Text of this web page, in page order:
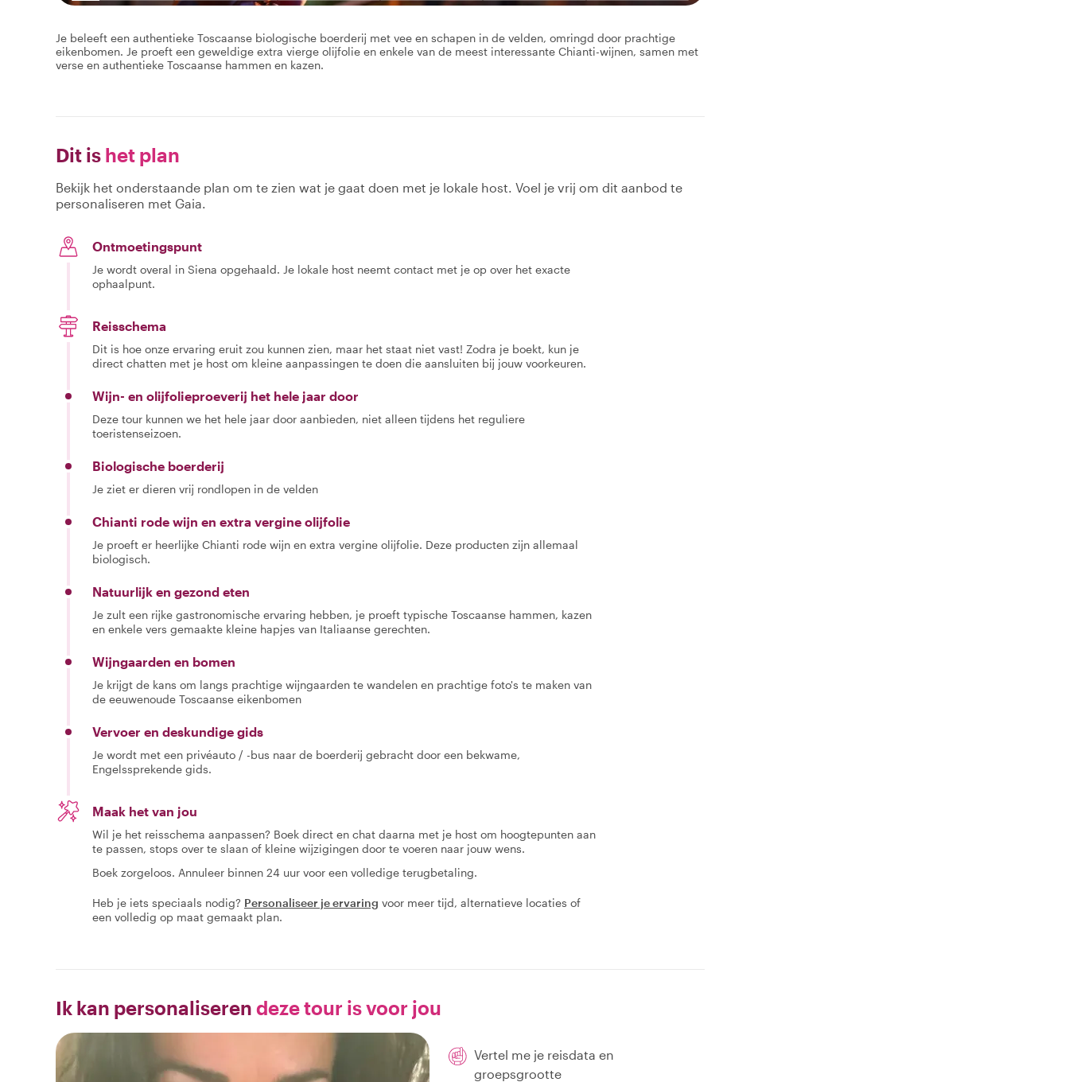
Je beleeft een authentieke Toscaanse biologische boerderij met vee en schapen in de velden, omringd door prachtige
eikenbomen. Je proeft een geweldige extra vierge olijfolie en enkele van de meest interessante Chianti-wijnen, samen met
verse en authentieke Toscaanse hammen en kazen.
Dit is het plan
Bekijk het onderstaande plan om te zien wat je gaat doen met je lokale host. Voel je vrij om dit aanbod te
personaliseren met Gaia.
Ontmoetingspunt
Je wordt overal in Siena opgehaald. Je lokale host neemt contact met je op over het exacte
ophaalpunt.
Reisschema
Dit is hoe onze ervaring eruit zou kunnen zien, maar het staat niet vast! Zodra je boekt, kun je
direct chatten met je host om kleine aanpassingen te doen die aansluiten bij jouw voorkeuren.
Wijn- en olijfolieproeverij het hele jaar door
Deze tour kunnen we het hele jaar door aanbieden, niet alleen tijdens het reguliere
toeristenseizoen.
Biologische boerderij
Je ziet er dieren vrij rondlopen in de velden
Chianti rode wijn en extra vergine olijfolie
Je proeft er heerlijke Chianti rode wijn en extra vergine olijfolie. Deze producten zijn allemaal
biologisch.
Natuurlijk en gezond eten
Je zult een rijke gastronomische ervaring hebben, je proeft typische Toscaanse hammen, kazen
en enkele vers gemaakte kleine hapjes van Italiaanse gerechten.
Wijngaarden en bomen
Je krijgt de kans om langs prachtige wijngaarden te wandelen en prachtige foto's te maken van
de eeuwenoude Toscaanse eikenbomen
Vervoer en deskundige gids
Je wordt met een privéauto / -bus naar de boerderij gebracht door een bekwame,
Engelssprekende gids.
Maak het van jou
Wil je het reisschema aanpassen? Boek direct en chat daarna met je host om hoogtepunten aan
te passen, stops over te slaan of kleine wijzigingen door te voeren naar jouw wens.
Boek zorgeloos. Annuleer binnen 24 uur voor een volledige terugbetaling.
Heb je iets speciaals nodig? Personaliseer je ervaring voor meer tijd, alternatieve locaties of
een volledig op maat gemaakt plan.
Ik kan personaliseren deze tour is voor jou
Vertel me je reisdata en
groepsgrootte